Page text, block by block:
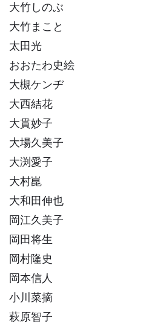
大竹しのぶ
大竹まこと
太田光
おおたわ史絵
大槻ケンヂ
大西結花
大貫妙子
大場久美子
大渕愛子
大村崑
大和田伸也
岡江久美子
岡田将生
岡村隆史
岡本信人
小川菜摘
萩原智子